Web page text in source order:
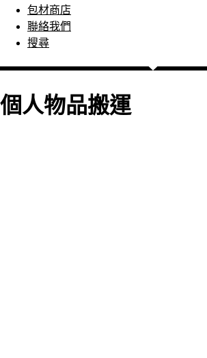
包材商店
聯絡我們
搜尋
個人物品搬運